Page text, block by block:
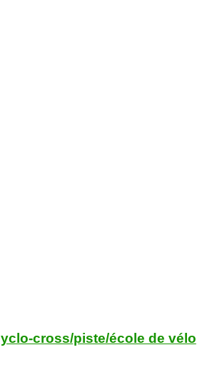
cross/piste/école de vélo